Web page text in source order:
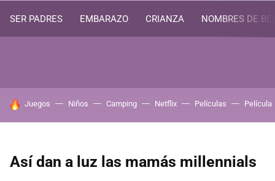
SER PADRES EMBARAZO CRIANZA NOMBRES DE
HOY SE HABLA DE
Juegos Niños Camping Netflix Películas Película
Así dan a luz las mamás millennials